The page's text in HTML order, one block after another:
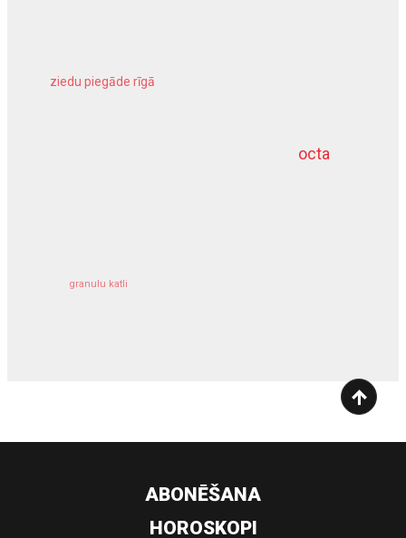
octa
ziedu piegāde rīgā
granulu katli
dziļurbums
ABONĒŠANA
HOROSKOPI